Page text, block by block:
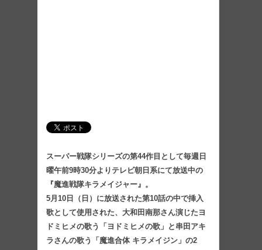
スーパー戦隊シリーズの第44作目として毎週日
曜午前9時30分よりテレビ朝日系にて放送中の
『魔進戦隊キラメイジャー』。
5月10日（日）に放送された第10話の中で挿入
歌として使用された、大和田南那さん演じたヨ
ドミヒメの歌う「ヨドミヒメの歌」と串田アキ
ラさんの歌う「魔進合体 キラメイジン」の2